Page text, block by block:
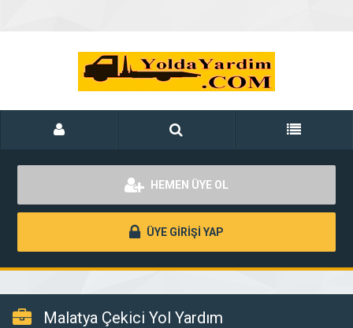
HEMEN ÜYE OL
ÜYE GİRİŞİ YAP
Malatya Çekici Yol Yardım